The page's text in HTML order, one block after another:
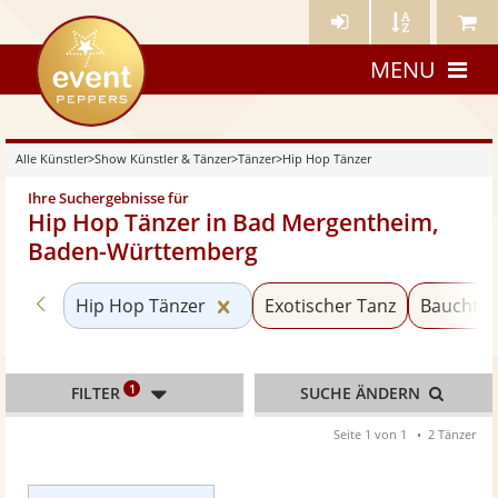
Künstler- Künstler Meine
eventpeppers
MENU
Alle Künstler>Show Künstler & Tänzer>Tänzer>Hip Hop Tänzer
Ihre Suchergebnisse für
Hip Hop Tänzer in Bad Mergentheim,
Baden-Württemberg
Zurück zu «Tänzer»
Hip Hop Tänzer Kategorie «Hip Hop Tänzer»
Exotischer Tanz
FILTER 1 SUCHE ÄNDERN
Seite 1 von 1 2 Tänzer